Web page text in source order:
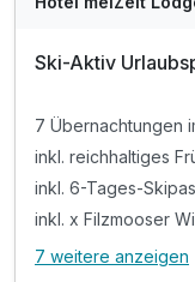
Ski-Aktiv
7 Übernachtungen
inkl. reichhaltiges
inkl. 6-Tages-
inkl. x Filzmooser
Alle
7 weitere anzeigen